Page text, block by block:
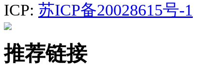
ICP: 苏ICP备20028615号-1
推荐链接